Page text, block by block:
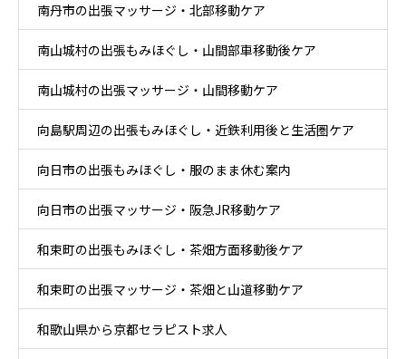
南丹市の出張マッサージ・北部移動ケア
南山城村の出張もみほぐし・山間部車移動後ケア
南山城村の出張マッサージ・山間移動ケア
向島駅周辺の出張もみほぐし・近鉄利用後と生活圏ケア
向日市の出張もみほぐし・服のまま休む案内
向日市の出張マッサージ・阪急JR移動ケア
和束町の出張もみほぐし・茶畑方面移動後ケア
和束町の出張マッサージ・茶畑と山道移動ケア
和歌山県から京都セラピスト求人